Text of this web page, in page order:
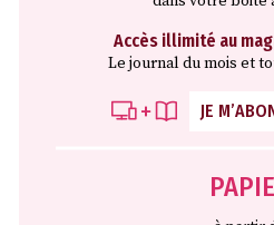
Accès illimité au
Le journal du mois et
JE